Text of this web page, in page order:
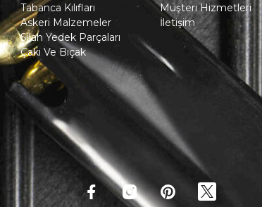
Tabanca Kılıfları
Askeri Malzemeler
Silah Yedek Parçaları
Çakı Ve Bıçak
Müşteri Hizmetleri
İletişim